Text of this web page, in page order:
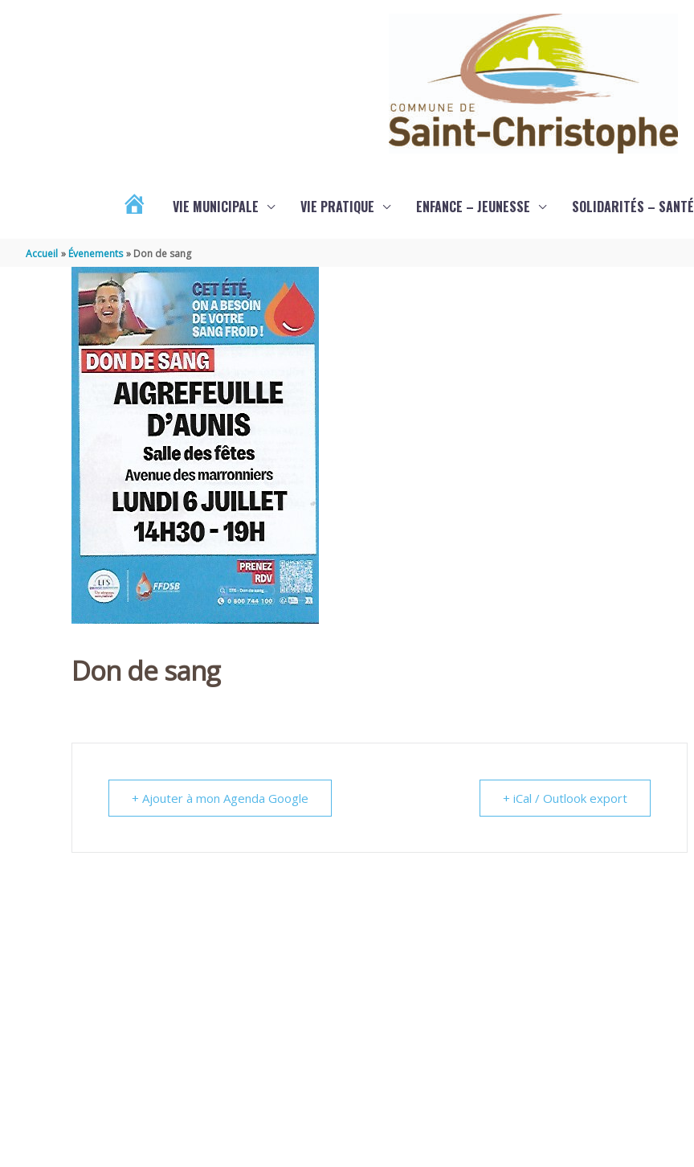
VIE MUNICIPALE VIE PRATIQUE ENFANCE – JEUNESSE SOLIDARITÉS – SANTÉ
Accueil Évenements Don de sang
Don de sang
+ Ajouter à mon Agenda Google + iCal / Outlook export